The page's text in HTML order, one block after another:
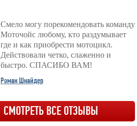
Смело могу порекомендовать команду
Моточойс любому, кто раздумывает
где и как приобрести мотоцикл.
Действовали четко, слаженно и
быстро. СПАСИБО ВАМ!
Роман Шнайдер
СМОТРЕТЬ ВСЕ ОТЗЫВЫ